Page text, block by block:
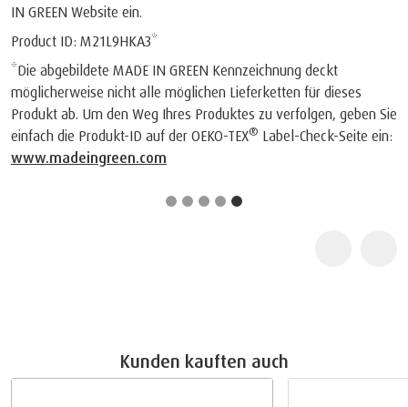
IN GREEN Website ein.
Product ID: M21L9HKA3*
*Die abgebildete MADE IN GREEN Kennzeichnung deckt
möglicherweise nicht alle möglichen Lieferketten für dieses
Produkt ab. Um den Weg Ihres Produktes zu verfolgen, geben Sie
einfach die Produkt-ID auf der OEKO-TEX® Label-Check-Seite ein:
www.madeingreen.com
Kunden kauften auch